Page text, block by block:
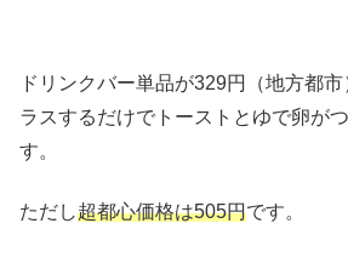
ドリンクバー単品が329円（地方都
ラスするだけでトーストとゆで卵が
す。
ただし超都心価格は505円です。